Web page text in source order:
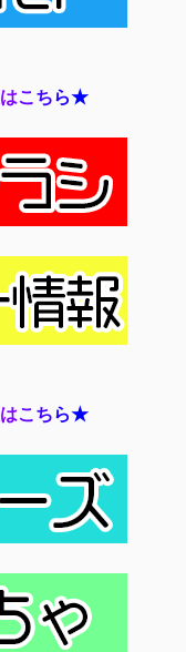
はこちら★
はこちら★